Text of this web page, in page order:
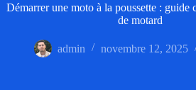
Démarrer une moto à la poussette : guide
de motard
admin novembre 12, 2025